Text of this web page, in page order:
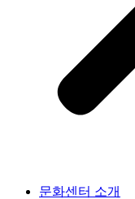
문화센터 소개